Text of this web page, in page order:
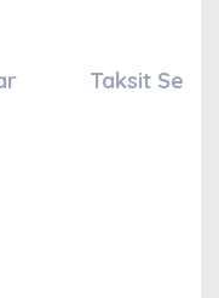
Taksit